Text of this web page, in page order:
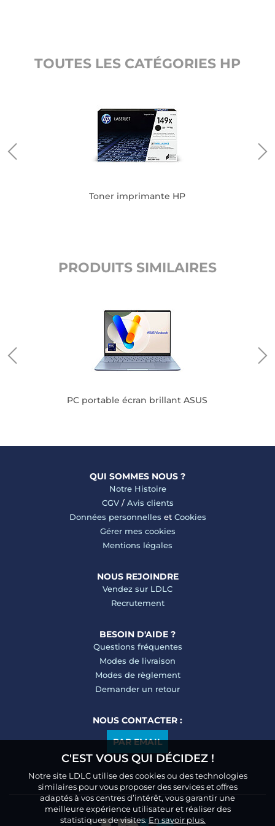
TOUTES LES CATÉGORIES HP
Toner imprimante HP
PRODUITS SIMILAIRES
PC portable écran brillant ASUS
QUI SOMMES NOUS ?
Notre Histoire
CGV/ Avis clients
Données personnelles et Cookies
Gérer mes cookies
Mentions légales
NOUS REJOINDRE
Vendez sur LDLC
Recrutement
BESOIN D'AIDE ?
Questions fréquentes
Modes de livraison
Modes de règlement
Demander un retour
NOUS CONTACTER :
PAR EMAIL
C'EST VOUS QUI DÉCIDEZ !
Notre site LDLC utilise des cookies ou des technologies
similaires pour vous proposer des services et offres
adaptés à vos centres d’intérêt, vous garantir une
meilleure expérience utilisateur et réaliser des
statistiques de visites.En savoir plus.